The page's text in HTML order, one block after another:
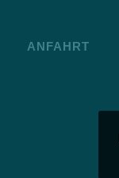
ANFAHRT